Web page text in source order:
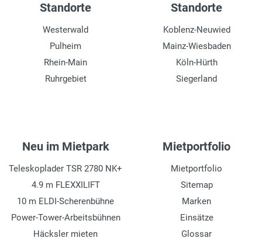
Standorte
Westerwald
Pulheim
Rhein-Main
Ruhrgebiet
Standorte
Koblenz-Neuwied
Mainz-Wiesbaden
Köln-Hürth
Siegerland
Neu im Mietpark
Teleskoplader TSR 2780 NK+
4.9 m FLEXXILIFT
10 m ELDI-Scherenbühne
Power-Tower-Arbeitsbühnen
Häcksler mieten
Mietportfolio
Mietportfolio
Sitemap
Marken
Einsätze
Glossar